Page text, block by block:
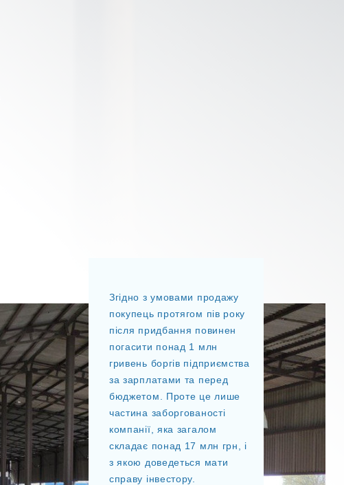
Згідно з умовами продажу
покупець протягом пів року
після придбання повинен
погасити понад 1 млн
гривень боргів підприємства
за зарплатами та перед
бюджетом. Проте це лише
частина заборгованості
компанії, яка загалом
складає понад 17 млн грн, і
з якою доведеться мати
справу інвестору.